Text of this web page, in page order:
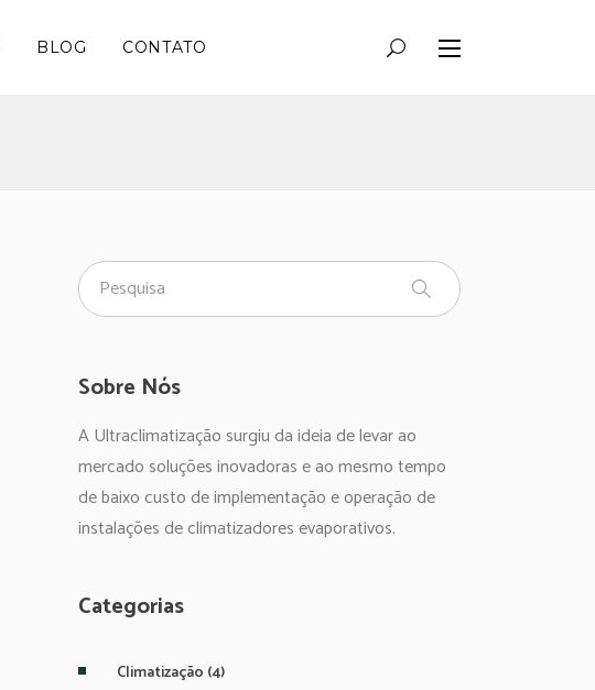
BLOG CONTATO
Sobre Nós
A Ultraclimatização surgiu da ideia de levar ao
mercado soluções inovadoras e ao mesmo tempo
de baixo custo de implementação e operação de
instalações de climatizadores evaporativos.
Categorias
Climatização (4)